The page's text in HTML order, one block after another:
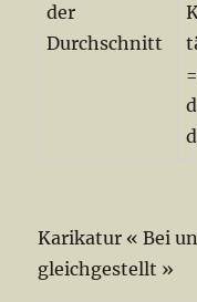
der
Durchschnitt
Karikatur « Bei
gleichgestellt »